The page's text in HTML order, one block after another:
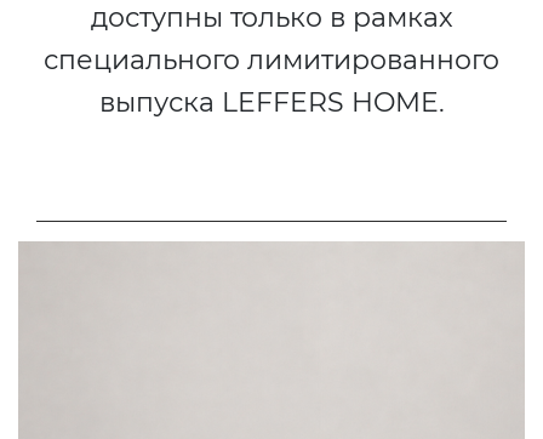
доступны только в рамках
специального лимитированного
выпуска LEFFERS HOME.